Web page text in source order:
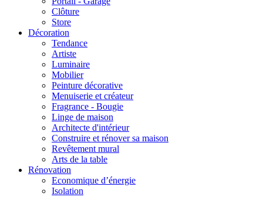
Clôture
Store
Décoration
Tendance
Artiste
Luminaire
Mobilier
Peinture décorative
Menuiserie et créateur
Fragrance - Bougie
Linge de maison
Architecte d'intérieur
Construire et rénover sa maison
Revêtement mural
Arts de la table
Rénovation
Economique d’énergie
Isolation